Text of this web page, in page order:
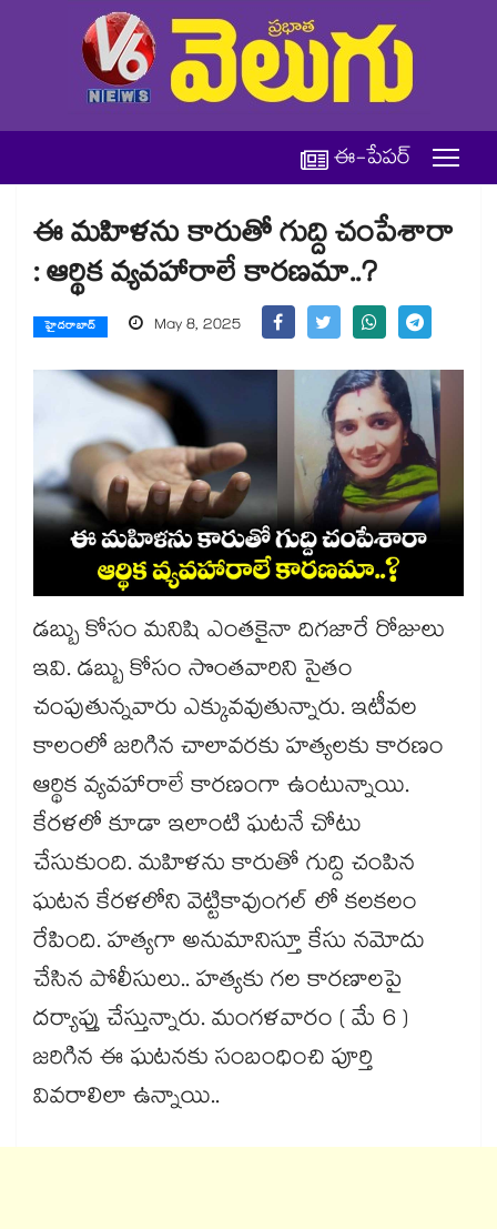
ఈ-పేపర్
ఈ మహిళను కారుతో గుద్ది చంపేశారా
: ఆర్థిక వ్యవహారాలే కారణమా..?
హైదరాబాద్ May 8, 2025
డబ్బు కోసం మనిషి ఎంతకైనా దిగజారే రోజులు
ఇవి. డబ్బు కోసం సొంతవారిని సైతం
చంపుతున్నవారు ఎక్కువవుతున్నారు. ఇటీవల
కాలంలో జరిగిన చాలావరకు హత్యలకు కారణం
ఆర్థిక వ్యవహారాలే కారణంగా ఉంటున్నాయి.
కేరళలో కూడా ఇలాంటి ఘటనే చోటు
చేసుకుంది. మహిళను కారుతో గుద్ది చంపిన
ఘటన కేరళలోని వెట్టికావుంగల్‌ లో కలకలం
రేపింది. హత్యగా అనుమానిస్తూ కేసు నమోదు
చేసిన పోలీసులు.. హత్యకు గల కారణాలపై
దర్యాప్తు చేస్తున్నారు. మంగళవారం ( మే 6 )
జరిగిన ఈ ఘటనకు సంబంధించి పూర్తి
వివరాలిలా ఉన్నాయి..